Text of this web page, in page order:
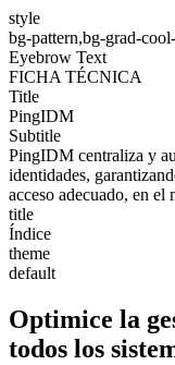
style
bg-pattern,bg-grad-
Eyebrow Text
FICHA TÉCNICA
Title
PingIDM
Subtitle
PingIDM centraliza y
identidades,
acceso adecuado, en el
title
Índice
theme
default
Optimice la
todos los